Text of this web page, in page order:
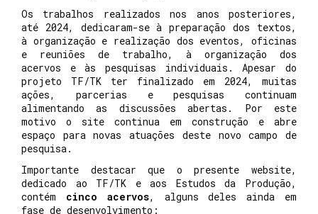
Os trabalhos realizados nos anos posteriores,
até 2024, dedicaram-se à preparação dos textos,
à organização e realização dos eventos, oficinas
e reuniões de trabalho, à organização dos
acervos eàs pesquisas individuais.
Apesar do
projeto TF/TK ter finalizado em 2024, muitas
ações, parcerias e pesquisas continuam
alimentando as discussões abertas. Por este
motivo o site continua em construção e abre
espaço para novas atuações deste novo campo de
pesquisa.
Importante destacar que o presente website,
dedicado ao TF/TK e aos Estudos da Produção,
contém cinco acervos, alguns deles ainda em
fase de desenvolvimento: